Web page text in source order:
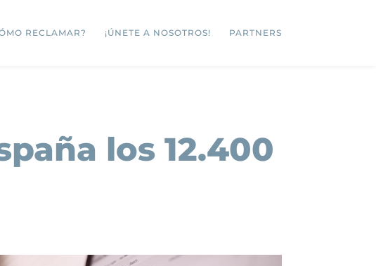
RECLAMAR? ¡ÚNETE A NOSOTROS! PARTNERS
los 12.400